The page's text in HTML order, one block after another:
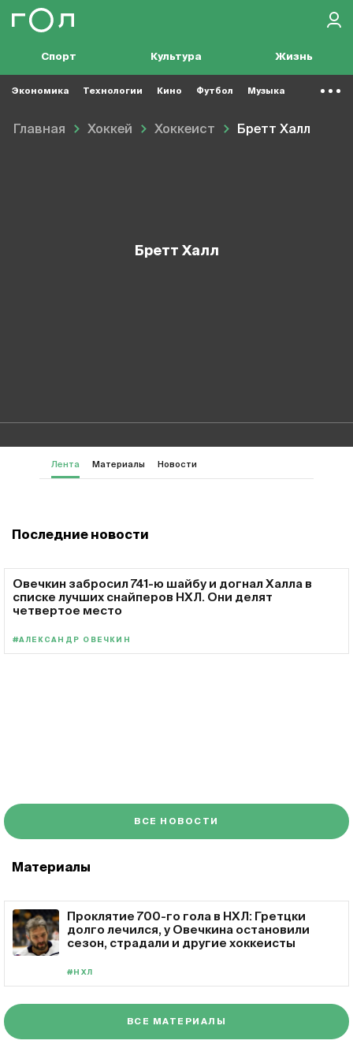
Спорт Культура Жизнь
Экономика Технологии Кино Футбол Музыка
Главная Хоккей Хоккеист Бретт Халл
Бретт Халл
Лента Материалы Новости
Последние новости
Овечкин забросил 741-ю шайбу и догнал Халла в
списке лучших снайперов НХЛ. Они делят
четвертое место
#АЛЕКСАНДР ОВЕЧКИН
ВСЕ НОВОСТИ
Материалы
Проклятие 700-го гола в НХЛ: Гретцки
долго лечился, у Овечкина остановили
сезон, страдали и другие хоккеисты
#НХЛ
ВСЕ МАТЕРИАЛЫ